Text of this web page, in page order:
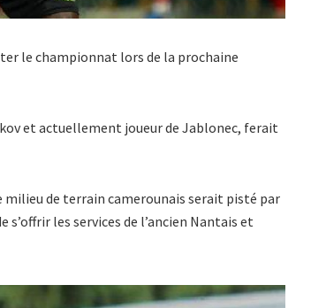
le championnat lors de la prochaine
et actuellement joueur de Jablonec, ferait
milieu de terrain camerounais serait pisté par
s’offrir les services de l’ancien Nantais et